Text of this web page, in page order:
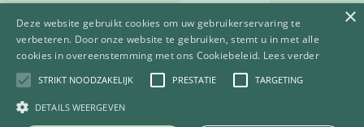
Algemene voorwaarden
×
Deze website gebruikt cookies om uw gebruikerservaring te
verbeteren. Door onze website te gebruiken, stemt u in met alle
cookies in overeenstemming met ons Cookiebeleid. Lees verder
STRIKT NOODZAKELIJK PRESTATIE TARGETING
DETAILS WEERGEVEN